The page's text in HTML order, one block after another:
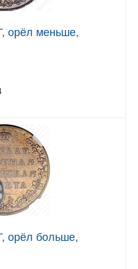
орёл меньше,
орёл больше,